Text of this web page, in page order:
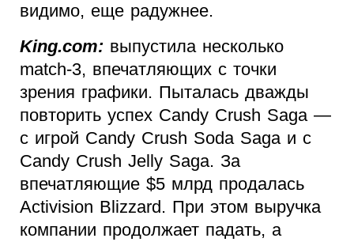
видимо, еще радужнее.
King.com: выпустила несколько
match-3, впечатляющих с точки
зрения графики. Пыталась дважды
повторить успех Candy Crush Saga —
с игрой Candy Crush Soda Saga и с
Candy Crush Jelly Saga. За
впечатляющие $5 млрд продалась
Activision Blizzard. При этом выручка
компании продолжает падать, а